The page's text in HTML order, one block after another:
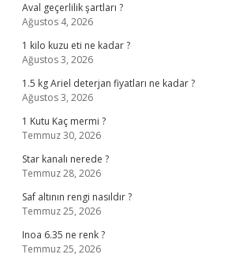
Aval geçerlilik şartları ?
Ağustos 4, 2026
1 kilo kuzu eti ne kadar ?
Ağustos 3, 2026
1.5 kg Ariel deterjan fiyatları ne kadar ?
Ağustos 3, 2026
1 Kutu Kaç mermi ?
Temmuz 30, 2026
Star kanalı nerede ?
Temmuz 28, 2026
Saf altının rengi nasıldır ?
Temmuz 25, 2026
Inoa 6.35 ne renk ?
Temmuz 25, 2026